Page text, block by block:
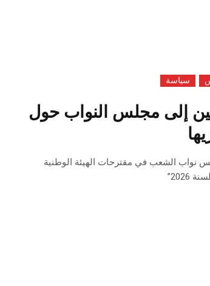
سياسة
إلى مجلس النواب حول
نواب الشعب في مقترحات الهيئة الوطنية